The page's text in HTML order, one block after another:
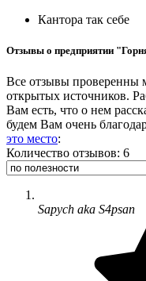
Кантора так себе
Отзывы о предприятии
Все отзывы проверенны
открытых источников.
Вам есть, что о нем
будем Вам очень
это место:
Количество отзывов: 6
Sapych aka S4psan